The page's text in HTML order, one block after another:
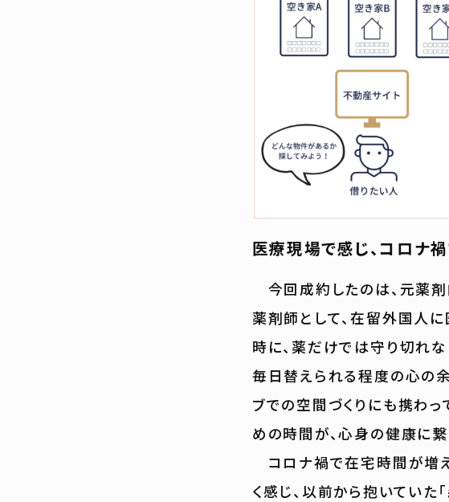
医療現場で感じ、コロナ
今回成約したのは、元薬
薬剤師として、在留外国人
時に、薬だけでは守り切れ
毎日替えられる程度の心の
ブでの空間づくりにも携わ
めの時間が、心身の健康に繋
コロナ禍で在宅時間が増
く感じ、以前から抱いていた「